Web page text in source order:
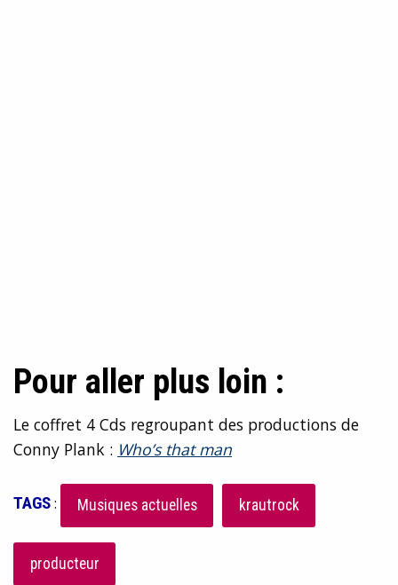
Pour aller plus loin :
Le coffret 4 Cds regroupant des productions de
Conny Plank : Who’s that man
TAGS: Musiques actuelles krautrock
producteur